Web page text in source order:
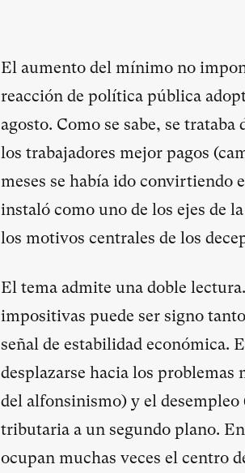
El aumento del mínimo no
reacción de política pública
agosto. Como se sabe, se
los trabajadores mejor pagos
meses se había ido convirtiendo
instaló como uno de los ejes de
los motivos centrales de los
El tema admite una doble
impositivas puede ser signo
señal de estabilidad económica.
desplazarse hacia los
del alfonsinismo) y el
tributaria a un segundo plano.
ocupan muchas veces el centro